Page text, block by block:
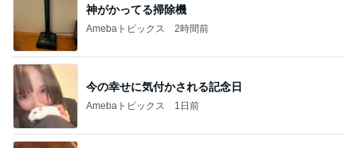
神がかってる掃除機
Amebaトピックス 2時間前
今の幸せに気付かされる記念日
Amebaトピックス 1日前